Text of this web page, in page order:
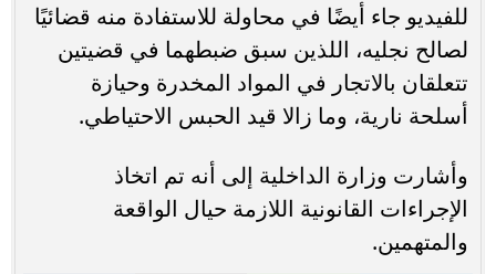
للفيديو جاء أيضًا في محاولة للاستفادة منه قضائيًا
لصالح نجليه، اللذين سبق ضبطهما في قضيتين
تتعلقان بالاتجار في المواد المخدرة وحيازة
أسلحة نارية، وما زالا قيد الحبس الاحتياطي.
وأشارت وزارة الداخلية إلى أنه تم اتخاذ
الإجراءات القانونية اللازمة حيال الواقعة
والمتهمين.